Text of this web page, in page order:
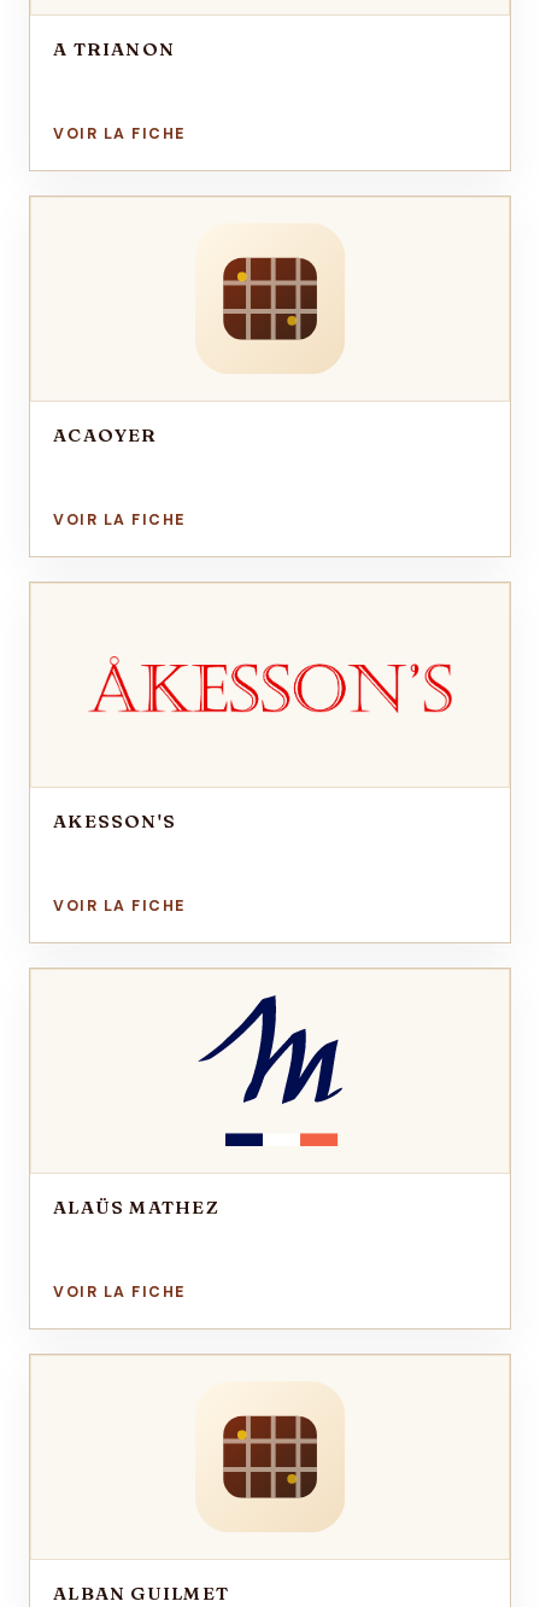
A TRIANON
ACAOYER
AKESSON'S
ALAÜS MATHEZ
ALBAN GUILMET